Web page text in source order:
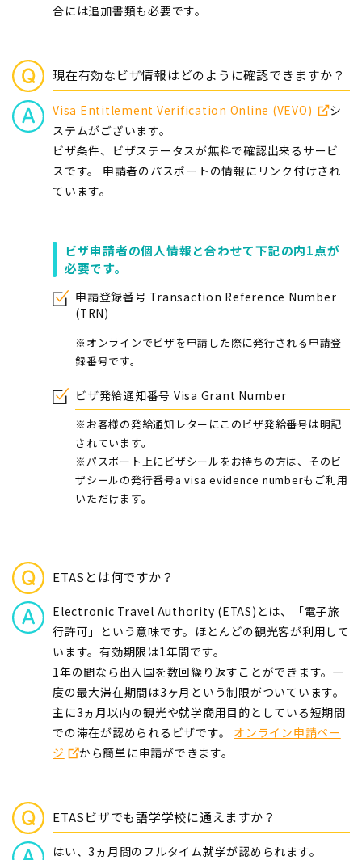
合には追加書類も必要です。
現在有効なビザ情報はどのように確認できますか？
Visa Entitlement Verification Online (VEVO)
シ
ステムがございます。
ビザ条件、ビザステータスが無料で確認出来るサービ
スです。 申請者のパスポートの情報にリンク付けされ
ています。
ビザ申請者の個人情報と合わせて下記の内1点が
必要です。
申請登録番号 Transaction Reference Number
(TRN)
※オンラインでビザを申請した際に発行される申請登
録番号です。
ビザ発給通知番号 Visa Grant Number
※お客様の発給通知レターにこのビザ発給番号は明記
されています。
※パスポート上にビザシールをお持ちの方は、そのビ
ザシールの発行番号a visa evidence numberもご利用
いただけます。
ETASとは何ですか？
Electronic Travel Authority (ETAS)とは、「電子旅
行許可」という意味です。ほとんどの観光客が利用して
います。有効期限は1年間です。
1年の間なら出入国を数回繰り返すことができます。一
度の最大滞在期間は3ヶ月という制限がついています。
主に3ヵ月以内の観光や就学商用目的としている短期間
での滞在が認められるビザです。 オンライン申請ペー
ジ
から簡単に申請ができます。
ETASビザでも語学学校に通えますか？
はい、3ヵ月間のフルタイム就学が認められます。